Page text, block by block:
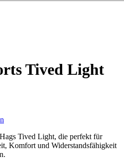
Tived Light
Tived Light, die perfekt für
Komfort und Widerstandsfähigkeit